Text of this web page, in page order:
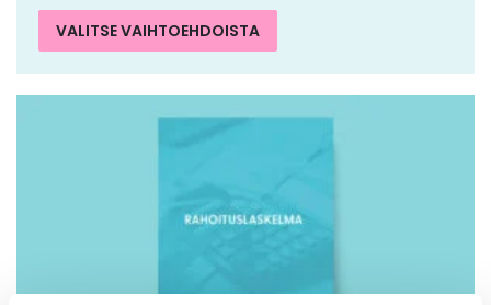
VALITSE VAIHTOEHDOISTA